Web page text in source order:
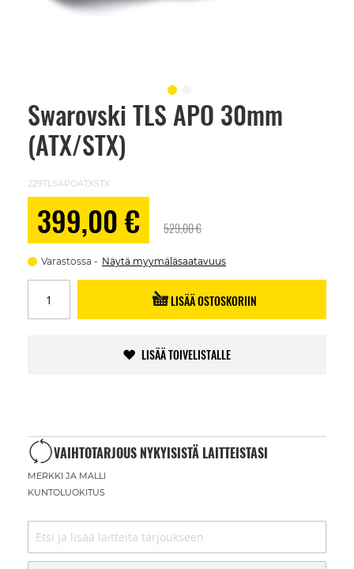
Swarovski TLS APO 30mm
(ATX/STX)
229TLSAPOATXSTX
399,00 € 529,00 €
Varastossa Näytä myymäläsaatavuus
LISÄÄ OSTOSKORIIN
LISÄÄ TOIVELISTALLE
VAIHTOTARJOUS NYKYISISTÄ LAITTEISTASI
MERKKI JA MALLI
KUNTOLUOKITUS
Skip
beginning
images
gallery